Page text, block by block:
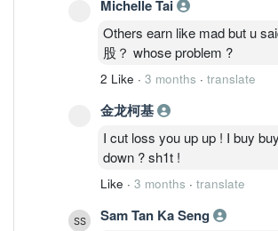
Michelle Tai
Others earn like mad but u
股？ whose problem ?
2 Like · 3 months · translate
金龙柯基
I cut loss you up up ! I buy
down ? sh1t !
Like · 3 months · translate
Sam Tan Ka Seng